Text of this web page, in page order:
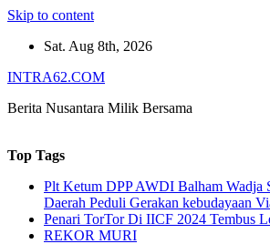
Skip to content
Sat. Aug 8th, 2026
INTRA62.COM
Berita Nusantara Milik Bersama
Top Tags
Plt Ketum DPP AWDI Balham Wadja
Daerah Peduli Gerakan kebudayaan
Penari TorTor Di IICF 2024 Tembus
REKOR MURI